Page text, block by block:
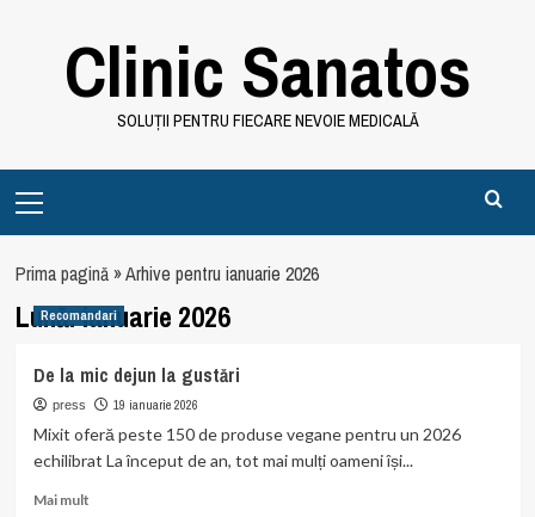
Clinic Sanatos
SOLUȚII PENTRU FIECARE NEVOIE MEDICALĂ
Menu
Prima pagină»Arhive pentru ianuarie 2026
Lună:ianuarie 2026
Recomandari
De la mic dejun la gustări
press 19 ianuarie 2026
Mixit oferă peste 150 de produse vegane pentru un 2026
echilibrat La început de an, tot mai mulți oameni își...
Mai multRead